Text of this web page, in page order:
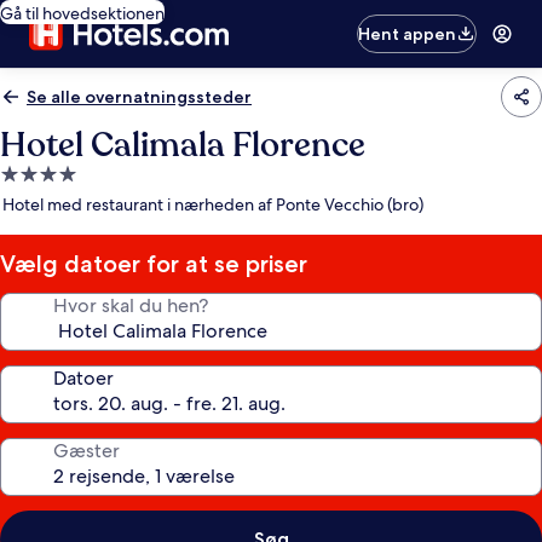
Gå til hovedsektionen
Hent appen
Se alle overnatningssteder
Hotel Calimala Florence
4.0-
stjernet
Hotel med restaurant i nærheden af Ponte Vecchio (bro)
Vælg datoer for at se priser
Hvor skal du hen?
Datoer
Gæster